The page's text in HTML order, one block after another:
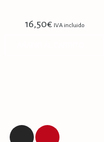
16,50€ IVA incluido